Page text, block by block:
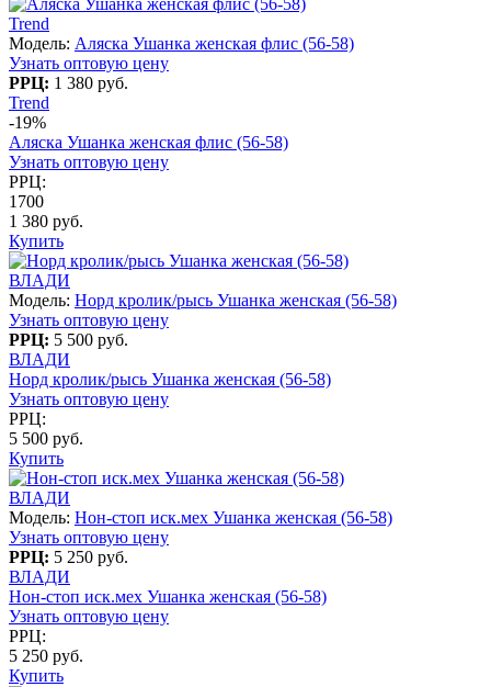
Trend
Модель: Аляска Ушанка женская флис (56-58)
Узнать оптовую цену
РРЦ: 1 380 руб.
Trend
-19%
Аляска Ушанка женская флис (56-58)
Узнать оптовую цену
РРЦ:
1700
1 380 руб.
Купить
ВЛАДИ
Модель: Норд кролик/рысь Ушанка женская (56-58)
Узнать оптовую цену
РРЦ: 5 500 руб.
ВЛАДИ
Норд кролик/рысь Ушанка женская (56-58)
Узнать оптовую цену
РРЦ:
5 500 руб.
Купить
ВЛАДИ
Модель: Нон-стоп иск.мех Ушанка женская (56-58)
Узнать оптовую цену
РРЦ: 5 250 руб.
ВЛАДИ
Нон-стоп иск.мех Ушанка женская (56-58)
Узнать оптовую цену
РРЦ:
5 250 руб.
Купить